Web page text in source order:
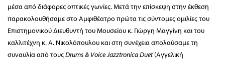
μέσα από διάφορες οπτικές γωνίες. Μετά την επίσκεψη στην έκθεση
παρακολουθήσαμε στο Αμφιθέατρο πρώτα τις σύντομες ομιλίες του
Επιστημονικού Διευθυντή του Μουσείου κ. Γιώργη Μαγγίνη και του
καλλιτέχνη κ. Α. Νικολόπουλου και στη συνέχεια απολαύσαμε τη
συναυλία από τουςDrums & VoiceJazztronicaDuet(Αγγελική